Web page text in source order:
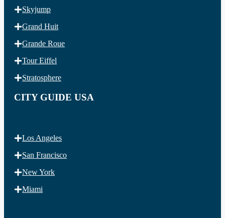
Skyjump
Grand Huit
Grande Roue
Tour Eiffel
Stratosphere
CITY GUIDE USA
Los Angeles
San Francisco
New York
Miami